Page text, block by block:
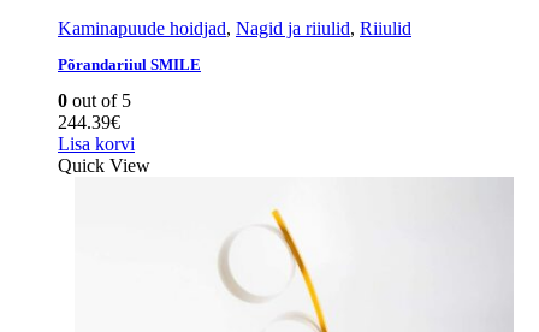
Kaminapuude hoidjad, Nagid ja riiulid, Riiulid
Põrandariiul SMILE
0 out of 5
244.39€
Lisa korvi
Quick View